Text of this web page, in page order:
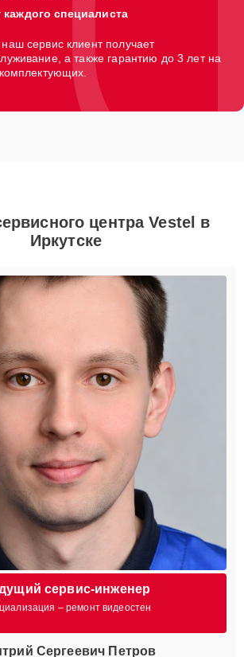
специалиста
сервис клиент получает
а также гарантию до 3 лет на
центра Vestel в
Иркутске
сервис-инженер
– ремонт видеостен
Сергеевич Петров